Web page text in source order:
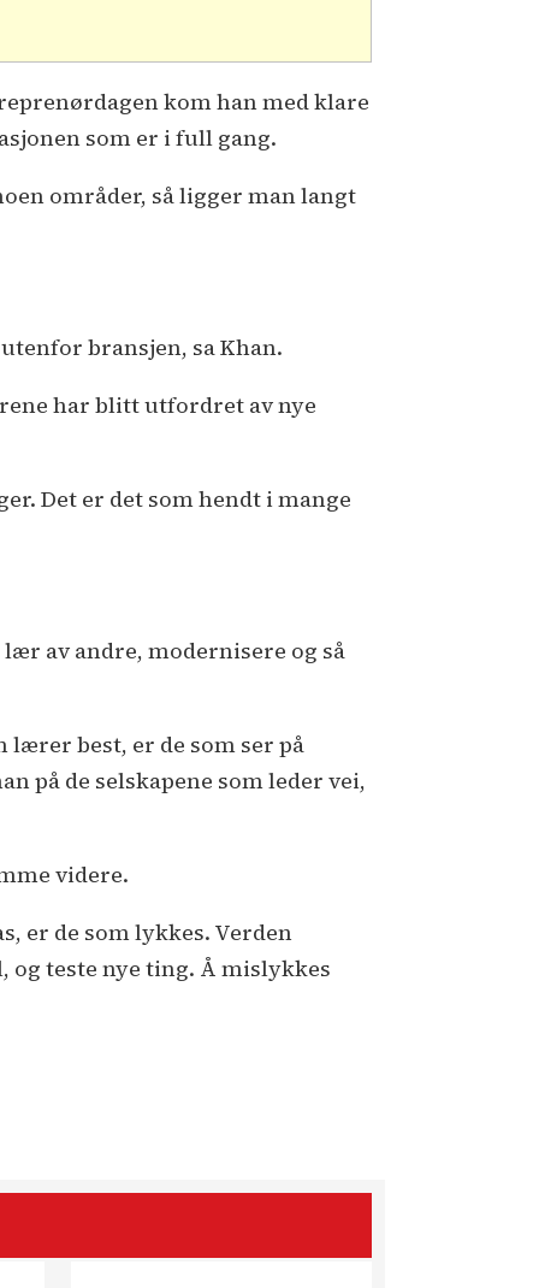
kom han med klare
som er i full gang.
områder, så ligger man langt
bransjen, sa Khan.
har blitt utfordret av nye
Det er det som hendt i mange
av andre, modernisere og så
lærer best, er de som ser på
på de selskapene som leder vei,
videre.
er de som lykkes. Verden
og teste nye ting. Å mislykkes